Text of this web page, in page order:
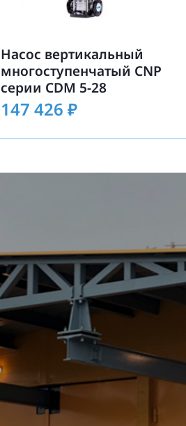
Насос вертикальный
многоступенчатый CNP
серии CDM 5-28
147 426 ₽